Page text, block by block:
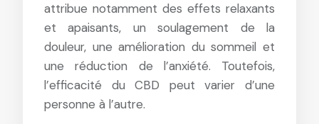
attribue notamment des effets relaxants
et apaisants, un soulagement de la
douleur, une amélioration du sommeil et
une réduction de l’anxiété. Toutefois,
l’efficacité du CBD peut varier d’une
personne à l’autre.